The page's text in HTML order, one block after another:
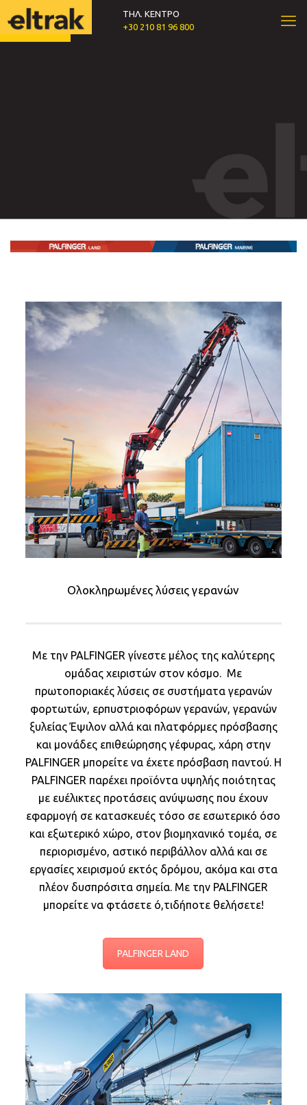
ΤΗΛ. ΚΕΝΤΡΟ
+30 210 81 96 800
Ολοκληρωμένες λύσεις γερανών
Με την PALFINGER γίνεστε μέλος της καλύτερης
ομάδας χειριστών στον κόσμο. Με
πρωτοποριακές λύσεις σε συστήματα γερανών
φορτωτών, ερπυστριοφόρων γερανών, γερανών
ξυλείας Έψιλον αλλά και πλατφόρμες πρόσβασης
και μονάδες επιθεώρησης γέφυρας, χάρη στην
PALFINGER μπορείτε να έχετε πρόσβαση παντού. H
PALFINGER παρέχει προϊόντα υψηλής ποιότητας
με ευέλικτες προτάσεις ανύψωσης που έχουν
εφαρμογή σε κατασκευές τόσο σε εσωτερικό όσο
και εξωτερικό χώρο, στον βιομηχανικό τομέα, σε
περιορισμένο, αστικό περιβάλλον αλλά και σε
εργασίες χειρισμού εκτός δρόμου, ακόμα και στα
πλέον δυσπρόσιτα σημεία. Με την PALFINGER
μπορείτε να φτάσετε ό,τιδήποτε θελήσετε!
PALFINGER LAND